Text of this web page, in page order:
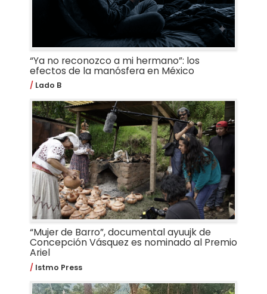
“Ya no reconozco a mi hermano”: los
efectos de la manósfera en México
Lado B
“Mujer de Barro”, documental ayuujk de
Concepción Vásquez es nominado al Premio
Ariel
Istmo Press